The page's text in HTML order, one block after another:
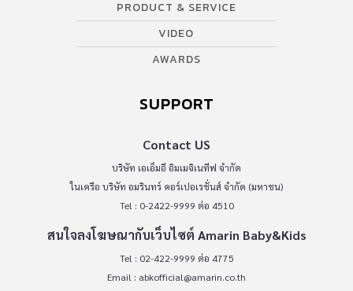
PRODUCT & SERVICE
VIDEO
AWARDS
SUPPORT
Contact US
บริษัท เอเอ็มอี อิมเมจิเนทีฟ จำกัด
ในเครือ บริษัท อมรินทร์ คอร์เปอเรชั่นส์ จำกัด (มหาชน)
Tel : 0-2422-9999 ต่อ 4510
สนใจลงโฆษณากับเว็บไซต์ Amarin Baby&Kids
Tel : 02-422-9999 ต่อ 4775
Email : abkofficial@amarin.co.th